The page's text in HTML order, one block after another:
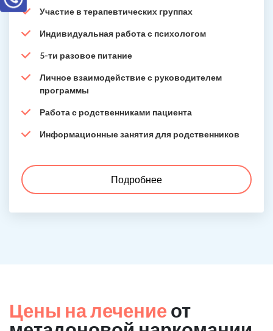
Участие в терапевтических группах
Индивидуальная работа с психологом
5-ти разовое питание
Личное взаимодействие с руководителем
программы
Работа с родственниками пациента
Информационные занятия для родственников
Подробнее
Цены на лечение от